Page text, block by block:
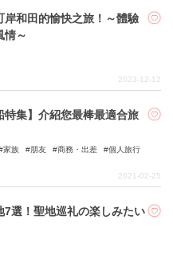
岸和田的愉快之旅！～體驗
情～
2023-12-12
特集】介紹您最棒最適合旅
家族 朋友 商務・出差 個人旅行
2021-02-25
7選！聖地巡礼の楽しみたい